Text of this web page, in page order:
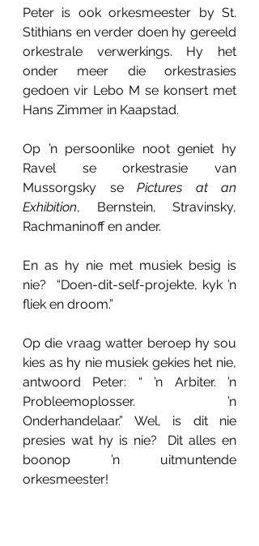
Peter is ook orkesmeester by St.
Stithians en verder doen hy gereeld
orkestrale verwerkings. Hy het
onder meer die orkestrasies
gedoen vir Lebo M se konsert met
Hans Zimmer in Kaapstad.
Ravel se orkestrasie van
Mussorgsky se Pictures at an
Exhibition, Bernstein, Stravinsky,
Rachmaninoff en ander.
En as hy nie met musiek besig is
nie?  “Doen-dit-self-projekte, kyk ’n
fliek en droom.”
Op die vraag watter beroep hy sou
kies as hy nie musiek gekies het nie,
antwoord Peter: “ ’n Arbiter. ’n
Probleemoplosser. ’n
Onderhandelaar.” Wel, is dit nie
presies wat hy is nie?  Dit alles en
boonop ’n uitmuntende
orkesmeester!